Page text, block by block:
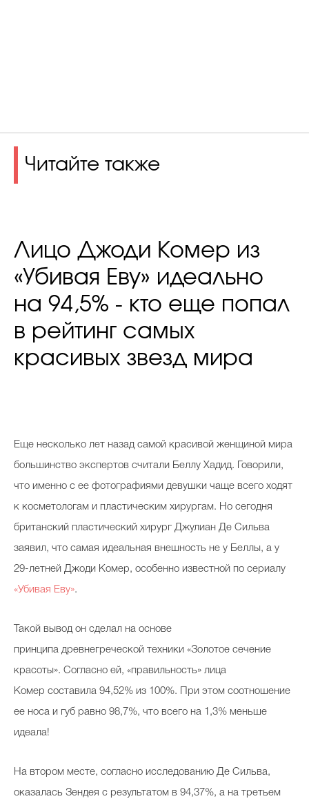
Читайте также
Лицо Джоди Комер из
«Убивая Еву» идеально
на 94,5% - кто еще попал
в рейтинг самых
красивых звезд мира
Еще несколько лет назад самой красивой женщиной мира
большинство экспертов считали Беллу Хадид. Говорили,
что именно с ее фотографиями девушки чаще всего ходят
к косметологам и пластическим хирургам. Но сегодня
британский пластический хирург Джулиан Де Сильва
заявил, что самая идеальная внешность не у Беллы, а у
29-летней Джоди Комер, особенно известной по сериалу
«Убивая Еву».
Такой вывод он сделал на основе
принципа древнегреческой техники «Золотое сечение
красоты». Согласно ей, «правильность» лица
Комер составила 94,52% из 100%. При этом соотношение
ее носа и губ равно 98,7%, что всего на 1,3% меньше
идеала!
На втором месте, согласно исследованию Де Сильва,
оказалась Зендея с результатом в 94,37%, а на третьем